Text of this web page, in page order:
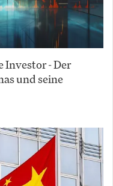
Investor - Der
und seine